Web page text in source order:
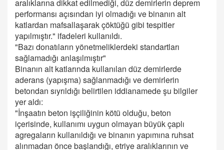
aralıklarına dikkat edilmediği, düz demirlerin deprem
performansı açısından iyi olmadığı ve binanın alt
katlardan mafsallaşarak çöktüğü gibi tespitler
yapılmıştır." ifadeleri kullanıldı.
"Bazı donatıların yönetmeliklerdeki standartları
sağlamadığı anlaşılmıştır"
Binanın alt katlarında kullanılan düz demirlerde
aderans (yapışma) sağlanmadığı ve demirlerin
betondan sıyrıldığı belirtilen iddianamede şu bilgiler
yer aldı:
"İnşaatın beton işçiliğinin kötü olduğu, beton
içerisinde, kullanımı uygun olmayan büyük çaplı
agregaların kullanıldığı ve binanın yapımına ruhsat
alınmadan önce başlandığı, etriye aralıklarının ve